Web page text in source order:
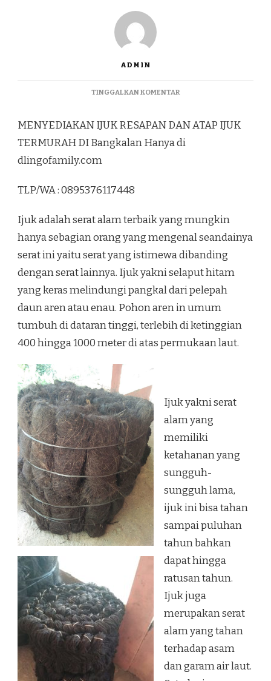
ADMIN
TINGGALKAN KOMENTARPADA
RESAPAN
DAN
MENYEDIAKAN IJUK RESAPAN DAN ATAP IJUK
TERMURAH DI Bangkalan Hanya di
dlingofamily.com
TLP/WA : 0895376117448
Ijuk adalah serat alam terbaik yang mungkin
hanya sebagian orang yang mengenal seandainya
serat ini yaitu serat yang istimewa dibanding
dengan serat lainnya. Ijuk yakni selaput hitam
yang keras melindungi pangkal dari pelepah
daun aren atau enau. Pohon aren in umum
tumbuh di dataran tinggi, terlebih di ketinggian
400 hingga 1000 meter di atas permukaan laut.
Ijuk yakni serat
alam yang
memiliki
ketahanan yang
sungguh-
sungguh lama,
ijuk ini bisa tahan
sampai puluhan
tahun bahkan
dapat hingga
ratusan tahun.
Ijuk juga
merupakan serat
alam yang tahan
terhadap asam
dan garam air laut.